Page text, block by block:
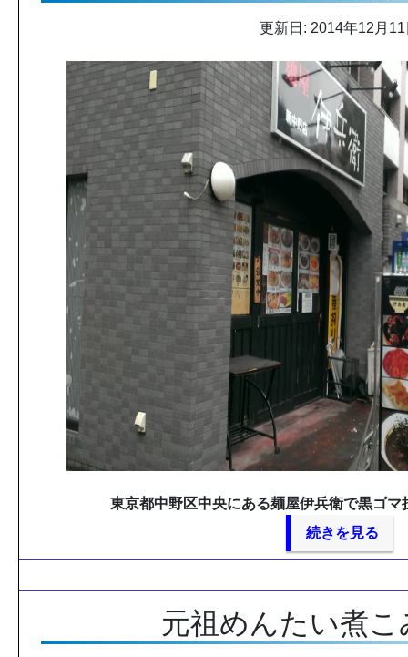
更新日: 2014年12月11
東京都中野区中央にある麺屋伊兵衛で黒ゴマ
続きを見る
元祖めんたい煮